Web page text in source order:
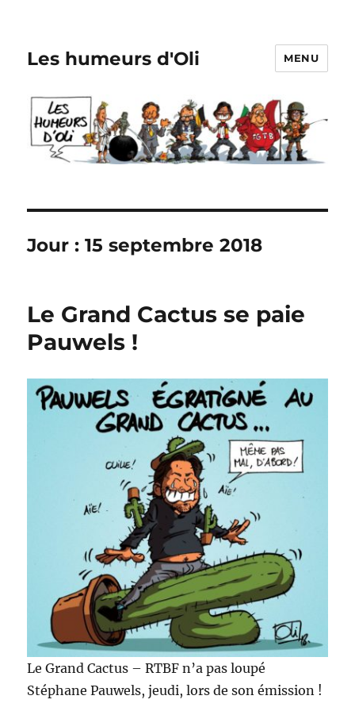
Les humeurs d'Oli MENU
Jour :15 septembre 2018
Le Grand Cactus se paie
Pauwels !
Le Grand Cactus – RTBF n’a pas loupé
Stéphane Pauwels, jeudi, lors de son émission !